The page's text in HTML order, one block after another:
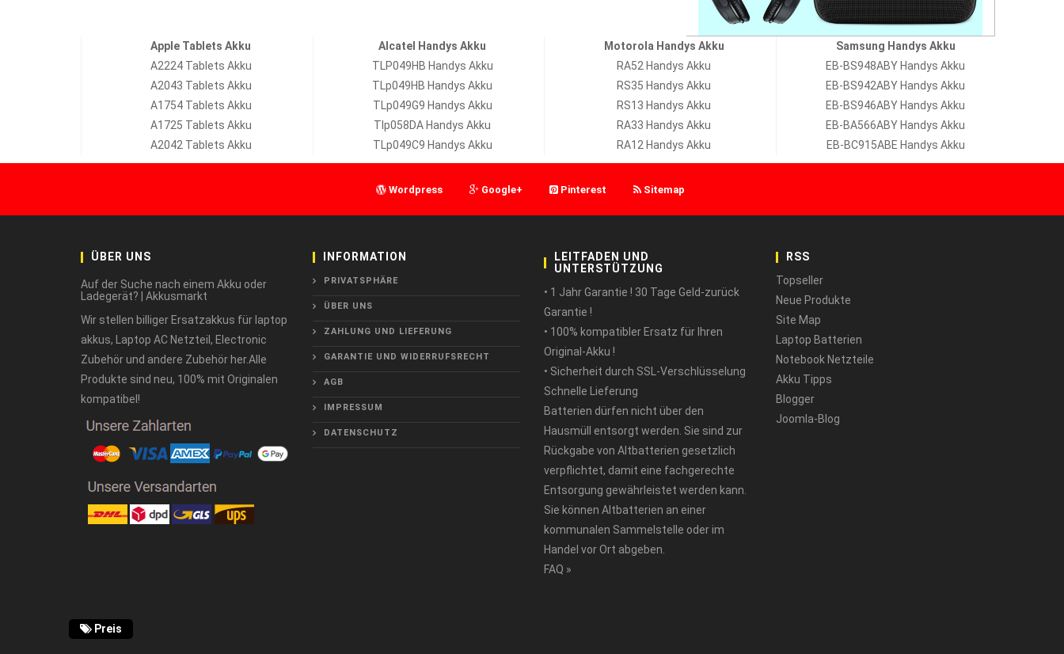
Apple Tablets Akku
A2224 Tablets Akku
A2043 Tablets Akku
A1754 Tablets Akku
A1725 Tablets Akku
A2042 Tablets Akku
Alcatel Handys Akku
TLP049HB Handys Akku
TLp049HB Handys Akku
TLp049G9 Handys Akku
Tlp058DA Handys Akku
TLp049C9 Handys Akku
Motorola Handys Akku
RA52 Handys Akku
RS35 Handys Akku
RS13 Handys Akku
RA33 Handys Akku
RA12 Handys Akku
Samsung Handys Akku
EB-BS948ABY Handys Akku
EB-BS942ABY Handys Akku
EB-BS946ABY Handys Akku
EB-BA566ABY Handys Akku
EB-BC915ABE Handys Akku
Wordpress Google+ Pinterest Sitemap
ÜBER UNS
Auf der Suche nach einem Akku oder
Ladegerät? | Akkusmarkt
Wir stellen billiger Ersatzakkus für laptop
akkus, Laptop AC Netzteil, Electronic
Zubehör und andere Zubehör her.Alle
Produkte sind neu, 100% mit Originalen
kompatibel!
INFORMATION
PRIVATSPHÄRE
ÜBER UNS
ZAHLUNG UND LIEFERUNG
GARANTIE UND WIDERRUFSRECHT
AGB
IMPRESSUM
DATENSCHUTZ
LEITFADEN UND
UNTERSTÜTZUNG
• 1 Jahr Garantie ! 30 Tage Geld-zurück
Garantie !
• 100% kompatibler Ersatz für Ihren
Original-Akku !
• Sicherheit durch SSL-Verschlüsselung
Schnelle Lieferung
Batterien dürfen nicht über den
Hausmüll entsorgt werden. Sie sind zur
Rückgabe von Altbatterien gesetzlich
verpflichtet, damit eine fachgerechte
Entsorgung gewährleistet werden kann.
Sie können Altbatterien an einer
kommunalen Sammelstelle oder im
Handel vor Ort abgeben.
FAQ »
RSS
Topseller
Neue Produkte
Site Map
Laptop Batterien
Notebook Netzteile
Akku Tipps
Blogger
Joomla-Blog
Preis